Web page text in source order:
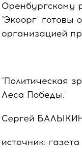
Оренбургскому
"Экоорг" готовы
организацией
"Политическая
Леса Победы."
Сергей
источник: